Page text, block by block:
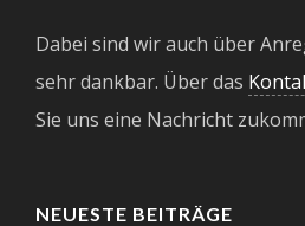
Dabei sind wir auch über
sehr dankbar. Über das
Sie uns eine Nachricht
NEUESTE BEITRÄGE